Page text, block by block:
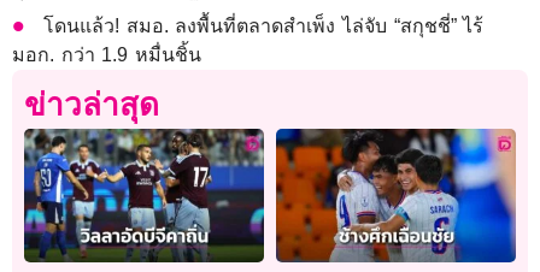
โดนแล้ว! สมอ. ลงพื้นที่ตลาดสำเพ็ง ไล่จับ “สกุชชี่” ไร้
มอก. กว่า 1.9 หมื่นชิ้น
ข่าวล่าสุด